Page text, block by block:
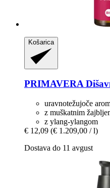
Košarica
PRIMAVERA
uravnotežujoče
z muškatnim
z ylang-ylangom
€ 12,09 (€ 1.209,00 / l)
Dostava do 11 avgust